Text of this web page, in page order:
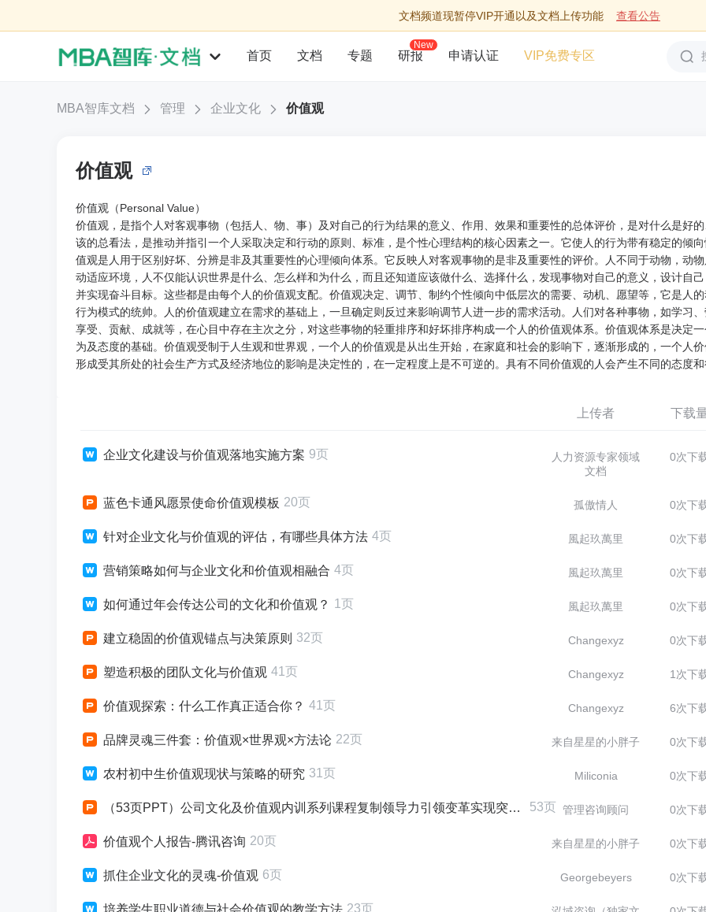
文档频道现暂停VIP开通以及文档上传功能 查看公告
首页 文档 专题 研报
New
申请认证 VIP免费专区
MBA智库文档 管理 企业文化 价值观
价值观
价值观（Personal Value）
价值观，是指个人对客观事物（包括人、物、事）及对自己的行为结果的意义、作用、效果和重要性的总体评价，是对什么是好
该的总看法，是推动并指引一个人采取决定和行动的原则、标准，是个性心理结构的核心因素之一。它使人的行为带有稳定的倾
值观是人用于区别好坏、分辨是非及其重要性的心理倾向体系。它反映人对客观事物的是非及重要性的评价。人不同于动物，动
动适应环境，人不仅能认识世界是什么、怎么样和为什么，而且还知道应该做什么、选择什么，发现事物对自己的意义，设计自
并实现奋斗目标。这些都是由每个人的价值观支配。价值观决定、调节、制约个性倾向中低层次的需要、动机、愿望等，它是人
行为模式的统帅。人的价值观建立在需求的基础上，一旦确定则反过来影响调节人进一步的需求活动。人们对各种事物，如学习、
享受、贡献、成就等，在心目中存在主次之分，对这些事物的轻重排序和好坏排序构成一个人的价值观体系。价值观体系是决定
为及态度的基础。价值观受制于人生观和世界观，一个人的价值观是从出生开始，在家庭和社会的影响下，逐渐形成的，一个人
形成受其所处的社会生产方式及经济地位的影响是决定性的，在一定程度上是不可逆的。具有不同价值观的人会产生不同的态度和
上传者 下载
企业文化建设与价值观落地实施方案 9页
人力资源专家领域
文档
0次下
蓝色卡通风愿景使命价值观模板 20页 孤傲情人 0次下
针对企业文化与价值观的评估，有哪些具体方法 4页 風起玖萬里 0次下
营销策略如何与企业文化和价值观相融合 4页 風起玖萬里 0次下
如何通过年会传达公司的文化和价值观？ 1页 風起玖萬里 0次下
建立稳固的价值观锚点与决策原则 32页 Changexyz 0次下
塑造积极的团队文化与价值观 41页 Changexyz 1次下
价值观探索：什么工作真正适合你？ 41页 Changexyz 6次下
品牌灵魂三件套：价值观×世界观×方法论 22页 来自星星的小胖子 0次下
农村初中生价值观现状与策略的研究 31页 Miliconia 0次下
（53页PPT）公司文化及价值观内训系列课程复制领导力引领变革实现突破.pptx 53页 管理咨询顾问 0次下
价值观个人报告-腾讯咨询 20页 来自星星的小胖子 0次下
抓住企业文化的灵魂-价值观 6页 Georgebeyers 0次下
培养学生职业道德与社会价值观的教学方法 23页